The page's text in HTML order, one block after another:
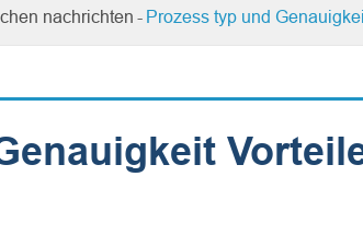
nachrichten Prozess typ und